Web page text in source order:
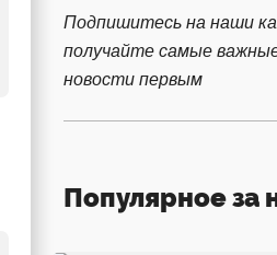
Подпишитесь на наши
получайте самые
новости первым
Популярное за